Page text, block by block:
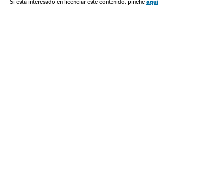
Si está interesado en licenciar este contenido, pinche aquí